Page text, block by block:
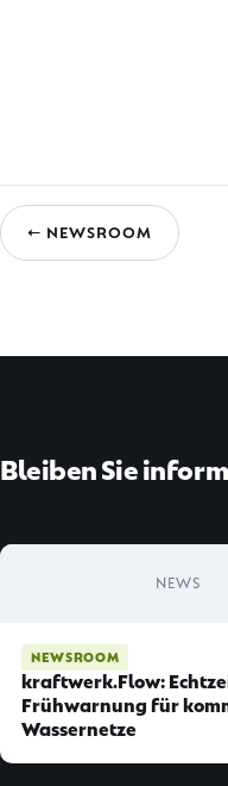
← NEWSROOM
Bleiben Sie
NEWS
NEWSROOM
kraftwerk.Flow:
Frühwarnung für
Wassernetze